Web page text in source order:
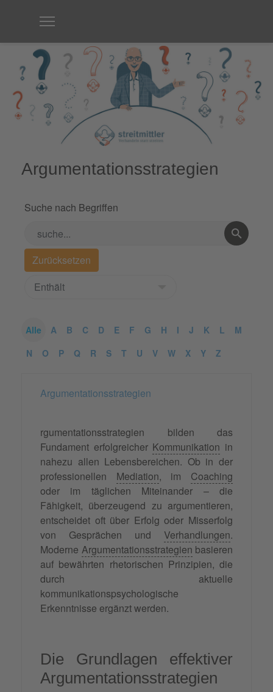
Argumentationsstrategien
Suche nach Begriffen
Alle A B C D E F G H I J K L
M
N
O P Q R S T U V W X Y Z
Argumentationsstrategien
rgumentationsstrategien bilden das
Fundament erfolgreicher Kommunikation in
nahezu allen Lebensbereichen. Ob in der
professionellen Mediation, im Coaching
oder im täglichen Miteinander – die
Fähigkeit, überzeugend zu argumentieren,
entscheidet oft über Erfolg oder Misserfolg
von Gesprächen und Verhandlungen.
Moderne Argumentationsstrategien basieren
auf bewährten rhetorischen Prinzipien, die
durch aktuelle
kommunikationspsychologische
Erkenntnisse ergänzt werden.
Die Grundlagen effektiver
Argumentationsstrategien